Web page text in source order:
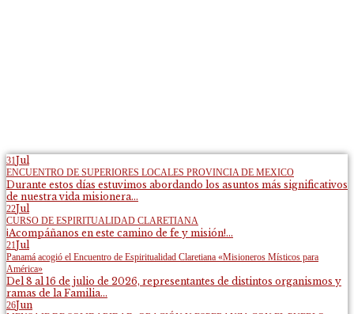
31Jul
ENCUENTRO DE SUPERIORES LOCALES PROVINCIA DE MEXICO
Durante estos días estuvimos abordando los asuntos más significativos
de nuestra vida misionera...
22Jul
CURSO DE ESPIRITUALIDAD CLARETIANA
¡Acompáñanos en este camino de fe y misión!...
21Jul
Panamá acogió el Encuentro de Espiritualidad Claretiana «Misioneros Místicos para
América»
Del 8 al 16 de julio de 2026, representantes de distintos organismos y
ramas de la Familia...
26Jun